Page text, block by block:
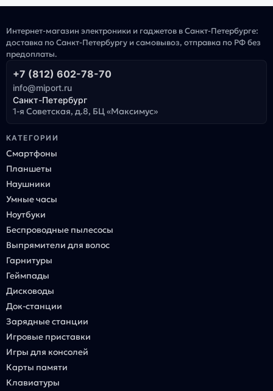
Интернет-магазин электроники и гаджетов в Санкт-Петербурге:
доставка по Санкт-Петербургу и самовывоз, отправка по РФ без
предоплаты.
+7 (812) 602-78-70
info@miport.ru
Санкт-Петербург
1-я Советская, д.8, БЦ «Максимус»
КАТЕГОРИИ
Смартфоны
Планшеты
Наушники
Умные часы
Ноутбуки
Беспроводные пылесосы
Выпрямители для волос
Гарнитуры
Геймпады
Дисководы
Док-станции
Зарядные станции
Игровые приставки
Игры для консолей
Карты памяти
Клавиатуры